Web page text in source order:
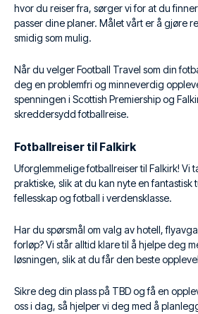
hvor du reiser fra, sørger vi for at du
passer dine planer. Målet vårt er å gjøre
smidig som mulig.
Når du velger Football Travel som din
deg en problemfri og minneverdig
spenningen i Scottish Premiership og
skreddersydd fotballreise.
Fotballreiser til Falkirk
Uforglemmelige fotballreiser til Falkirk! Vi
praktiske, slik at du kan nyte en fantastisk
fellesskap og fotball i verdensklasse.
Har du spørsmål om valg av hotell,
forløp? Vi står alltid klare til å hjelpe deg
løsningen, slik at du får den beste
Sikre deg din plass på TBD og få en
oss i dag, så hjelper vi deg med å